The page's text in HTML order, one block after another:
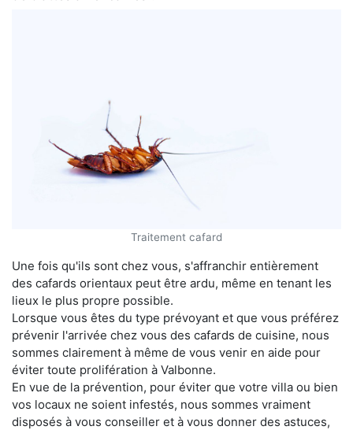
Traitement cafard
Une fois qu'ils sont chez vous, s'affranchir entièrement
des cafards orientaux peut être ardu, même en tenant les
lieux le plus propre possible.
Lorsque vous êtes du type prévoyant et que vous préférez
prévenir l'arrivée chez vous des cafards de cuisine, nous
sommes clairement à même de vous venir en aide pour
éviter toute prolifération à Valbonne.
En vue de la prévention, pour éviter que votre villa ou bien
vos locaux ne soient infestés, nous sommes vraiment
disposés à vous conseiller et à vous donner des astuces,